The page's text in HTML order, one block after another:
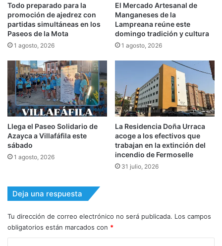
Todo preparado para la
promoción de ajedrez con
partidas simultáneas en los
Paseos de la Mota
1 agosto, 2026
El Mercado Artesanal de
Manganeses de la
Lampreana reúne este
domingo tradición y cultura
1 agosto, 2026
Llega el Paseo Solidario de
Azayca a Villafáfila este
sábado
1 agosto, 2026
La Residencia Doña Urraca
acoge a los efectivos que
trabajan en la extinción del
incendio de Fermoselle
31 julio, 2026
Deja una respuesta
Tu dirección de correo electrónico no será publicada. Los campos
obligatorios están marcados con *